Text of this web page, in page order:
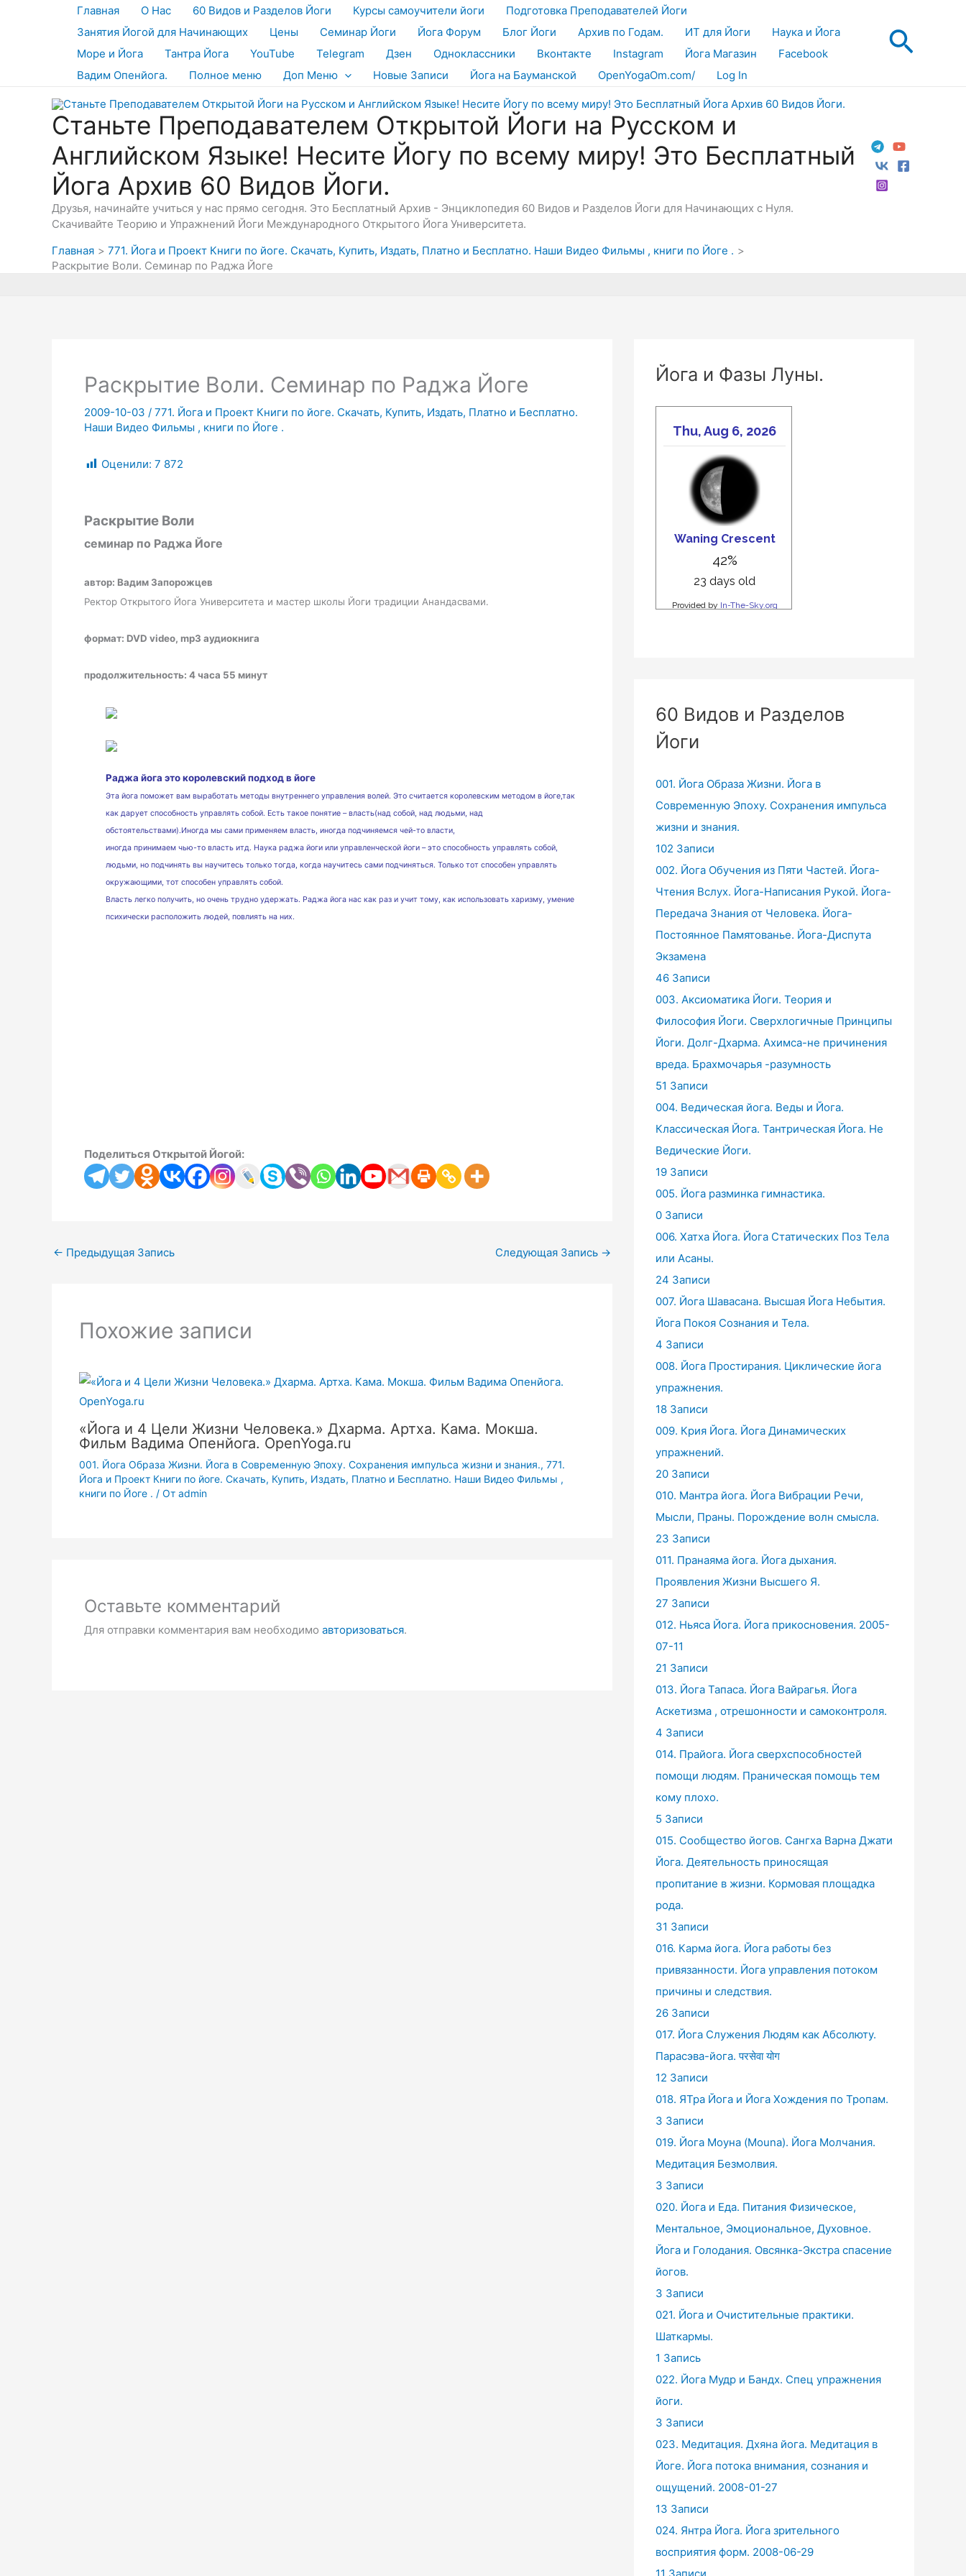
Главная О Нас 60 Видов и Разделов Йоги Курсы самоучители йоги
Подготовка Преподавателей Йоги
Занятия Йогой для Начинающих
Цены Семинар Йоги Йога Форум Блог Йоги Архив по Годам. ИТ для Йоги
Наука и Йога
Море и Йога
Тантра Йога YouTube Telegram Дзен Одноклассники Вконтакте Instagram Йога Магазин
Facebook
Вадим Опенйога.
Полное меню Доп Меню Новые Записи Йога на Бауманской OpenYogaOm.com/ Log In
Станьте Преподавателем Открытой Йоги на Русском и
Английском Языке! Несите Йогу по всему миру! Это Бесплатный
Йога Архив 60 Видов Йоги.
Друзья, начинайте учиться у нас прямо сегодня. Это Бесплатный Архив - Энциклопедия 60 Видов и Разделов Йоги для Начинающих с Нуля.
Скачивайте Теорию и Упражнений Йоги Международного Открытого Йога Университета.
Главная
771. Йога и Проект Книги по йоге. Скачать, Купить, Издать, Платно и Бесплатно. Наши Видео Фильмы , книги по Йоге .
Раскрытие Воли. Семинар по Раджа Йоге
Раскрытие Воли. Семинар по Раджа Йоге
2009-10-03 / 771. Йога и Проект Книги по йоге. Скачать, Купить, Издать, Платно и Бесплатно.
Наши Видео Фильмы , книги по Йоге .
Оценили: 7 872
Раскрытие Воли
семинар по Раджа Йоге
автор: Вадим Запорожцев
Ректор Открытого Йога Университета и мастер школы Йоги традиции Анандасвами.
формат: DVD video, mp3 аудиокнига
продолжительность: 4часа 55 минут
Раджа йога это королевский подход в йоге
Эта йога поможет вам выработать методы внутреннего управления волей. Это считается королевским методом в йоге,так
как дарует способность управлять собой. Есть такое понятие – власть(над собой, над людьми, над
обстоятельствами).Иногда мы сами применяем власть, иногда подчиняемся чей-то власти,
иногда принимаем чью-то власть итд. Наука раджа йоги или управленческой йоги – это способность управлять собой,
людьми, но подчинять вы научитесь только тогда, когда научитесь сами подчиняться. Только тот способен управлять
окружающими, тот способен управлять собой.
Власть легко получить, но очень трудно удержать. Раджа йога нас как раз и учит тому, как использовать харизму, умение
психически расположить людей, повлиять на них.
Поделиться Открытой Йогой:
← Предыдущая Запись Следующая Запись →
Похожие записи
«Йога и 4 Цели Жизни Человека.» Дхарма. Артха. Кама. Мокша.
Фильм Вадима Опенйога. OpenYoga.ru
001. Йога Образа Жизни. Йога в Современную Эпоху. Сохранения импульса жизни и знания., 771.
Йога и Проект Книги по йоге. Скачать, Купить, Издать, Платно и Бесплатно. Наши Видео Фильмы ,
книги по Йоге . / От admin
Оставьте комментарий
Для отправки комментария вам необходимо авторизоваться.
Йога и Фазы Луны.
60 Видов и Разделов
Йоги
001. Йога Образа Жизни. Йога в
Современную Эпоху. Сохранения импульса
жизни и знания.
102 Записи
002. Йога Обучения из Пяти Частей. Йога-
Чтения Вслух. Йога-Написания Рукой. Йога-
Передача Знания от Человека. Йога-
Постоянное Памятованье. Йога-Диспута
Экзамена
46 Записи
003. Аксиоматика Йоги. Теория и
Философия Йоги. Сверхлогичные Принципы
Йоги. Долг-Дхарма. Ахимса-не причинения
вреда. Брахмочарья -разумность
51 Записи
004. Ведическая йога. Веды и Йога.
Классическая Йога. Тантрическая Йога. Не
Ведические Йоги.
19 Записи
005. Йога разминка гимнастика.
0 Записи
006. Хатха Йога. Йога Статических Поз Тела
или Асаны.
24 Записи
007. Йога Шавасана. Высшая Йога Небытия.
Йога Покоя Сознания и Тела.
4 Записи
008. Йога Простирания. Циклические йога
упражнения.
18 Записи
009. Крия Йога. Йога Динамических
упражнений.
20 Записи
010. Мантра йога. Йога Вибрации Речи,
Мысли, Праны. Порождение волн смысла.
23 Записи
011. Пранаяма йога. Йога дыхания.
Проявления Жизни Высшего Я.
27 Записи
012. Ньяса Йога. Йога прикосновения. 2005-
07-11
21 Записи
013. Йога Тапаса. Йога Вайрагья. Йога
Аскетизма , отрешонности и самоконтроля.
4 Записи
014. Прайога. Йога сверхспособностей
помощи людям. Праническая помощь тем
кому плохо.
5 Записи
015. Сообщество йогов. Сангха Варна Джати
Йога. Деятельность приносящая
пропитание в жизни. Кормовая площадка
рода.
31 Записи
016. Карма йога. Йога работы без
привязанности. Йога управления потоком
причины и следствия.
26 Записи
017. Йога Служения Людям как Абсолюту.
Парасэва-йога. परसेवा योग
12 Записи
018. ЯТра Йога и Йога Хождения по Тропам.
3 Записи
019. Йога Моуна (Mouna). Йога Молчания.
Медитация Безмолвия.
3 Записи
020. Йога и Еда. Питания Физическое,
Ментальное, Эмоциональное, Духовное.
Йога и Голодания. Овсянка-Экстра спасение
йогов.
3 Записи
021. Йога и Очистительные практики.
Шаткармы.
1 Запись
022. Йога Мудр и Бандх. Спец упражнения
йоги.
3 Записи
023. Медитация. Дхяна йога. Медитация в
Йоге. Йога потока внимания, сознания и
ощущений. 2008-01-27
13 Записи
024. Янтра Йога. Йога зрительного
восприятия форм. 2008-06-29